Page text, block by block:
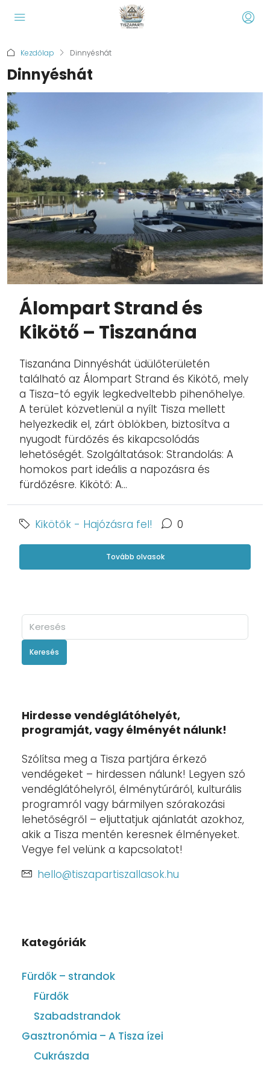
Kezdőlap Dinnyéshát
Dinnyéshát
Álompart Strand és
Kikötő – Tiszanána
Tiszanána Dinnyéshát üdülőterületén
található az Álompart Strand és Kikötő, mely
a Tisza-tó egyik legkedveltebb pihenőhelye.
A terület közvetlenül a nyílt Tisza mellett
helyezkedik el, zárt öblökben, biztosítva a
nyugodt fürdőzés és kikapcsolódás
lehetőségét. Szolgáltatások: Strandolás: A
homokos part ideális a napozásra és
fürdőzésre. Kikötő: A...
Kikötők - Hajózásra fel! 0
Tovább olvasok
Keresés
Hirdesse vendéglátóhelyét,
programját, vagy élményét nálunk!
Szólítsa meg a Tisza partjára érkező
vendégeket – hirdessen nálunk! Legyen szó
vendéglátóhelyről, élménytúráról, kulturális
programról vagy bármilyen szórakozási
lehetőségről – eljuttatjuk ajánlatát azokhoz,
akik a Tisza mentén keresnek élményeket.
Vegye fel velünk a kapcsolatot!
hello@tiszapartiszallasok.hu
Kategóriák
Fürdők – strandok
Fürdők
Szabadstrandok
Gasztronómia – A Tisza ízei
Cukrászda